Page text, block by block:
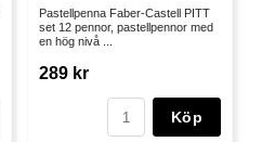
Pastellpenna Faber-Castell PITT
set 12 pennor, pastellpennor med
en hög nivå ...
289 kr
Köp